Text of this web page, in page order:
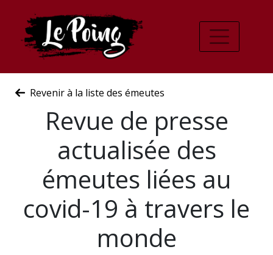
Revenir à la liste des émeutes
Revue de presse
actualisée des
émeutes liées au
covid-19 à travers le
monde